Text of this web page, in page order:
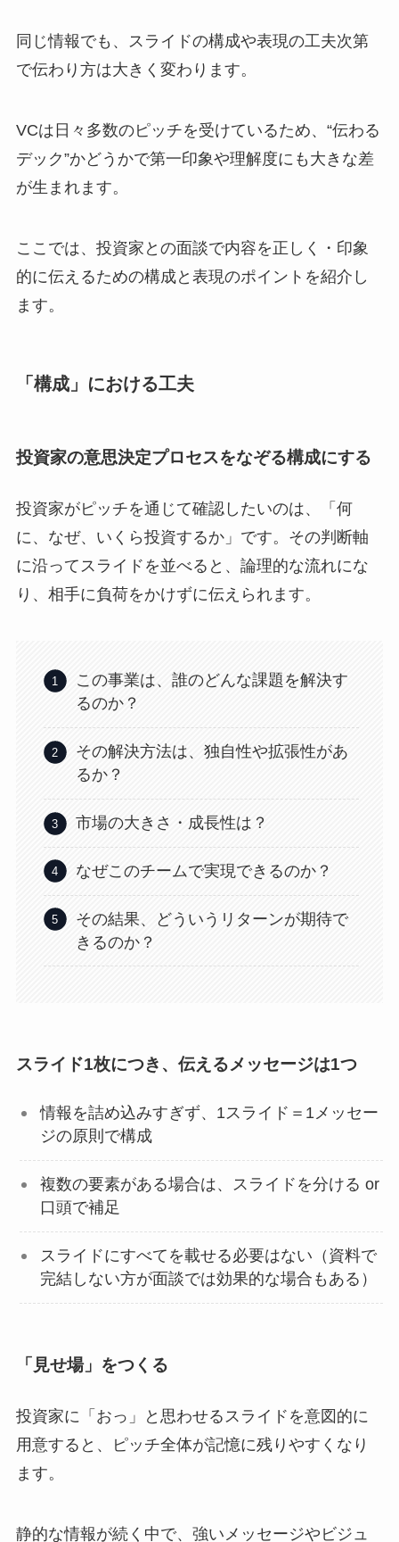
同じ情報でも、スライドの構成や表現の工夫次第
で伝わり方は大きく変わります。
VCは日々多数のピッチを受けているため、“伝わる
デック”かどうかで第一印象や理解度にも大きな差
が生まれます。
ここでは、投資家との面談で内容を正しく・印象
的に伝えるための構成と表現のポイントを紹介し
ます。
「構成」における工夫
投資家の意思決定プロセスをなぞる構成にする
投資家がピッチを通じて確認したいのは、「何
に、なぜ、いくら投資するか」です。その判断軸
に沿ってスライドを並べると、論理的な流れにな
り、相手に負荷をかけずに伝えられます。
この事業は、誰のどんな課題を解決す
るのか？
その解決方法は、独自性や拡張性があ
るか？
市場の大きさ・成長性は？
なぜこのチームで実現できるのか？
その結果、どういうリターンが期待で
きるのか？
スライド1枚につき、伝えるメッセージは1つ
情報を詰め込みすぎず、1スライド＝1メッセー
ジの原則で構成
複数の要素がある場合は、スライドを分ける or
口頭で補足
スライドにすべてを載せる必要はない（資料で
完結しない方が面談では効果的な場合もある）
「見せ場」をつくる
投資家に「おっ」と思わせるスライドを意図的に
用意すると、ピッチ全体が記憶に残りやすくなり
ます。
静的な情報が続く中で、強いメッセージやビジュ